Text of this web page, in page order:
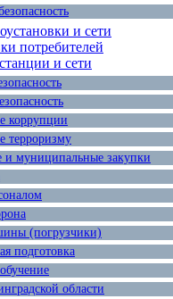
и сети
потребителей
и сети
коррупции
терроризму
и муниципальные закупки
(погрузчики)
подготовка
области